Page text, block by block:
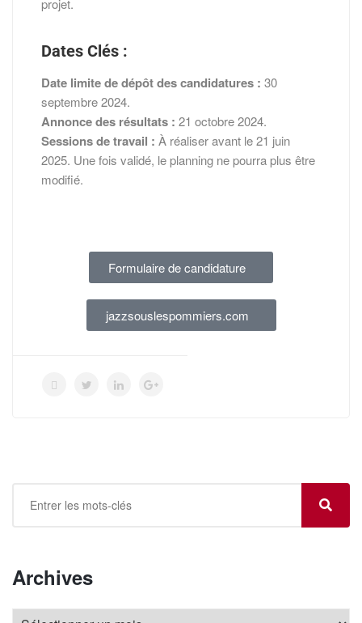
projet.
Dates Clés :
Date limite de dépôt des candidatures : 30
septembre 2024.
Annonce des résultats : 21 octobre 2024.
Sessions de travail : À réaliser avant le 21 juin
2025. Une fois validé, le planning ne pourra plus être
modifié.
Formulaire de candidature
jazzsouslespommiers.com
Archives